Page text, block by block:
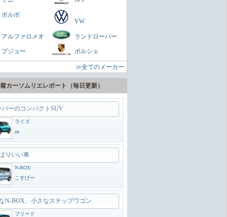
ボルボ
VW
アルファロメオ ランドローバー
プジョー ポルシェ
≫全てのメーカー
カーソムリエレポート（毎日更新）
陸の巡洋艦
zn
どいいSUV
ヴェゼル
zn
バーのコンパクトSUV
ライズ
zn
りいい車
N-BOX
こすげー
N-BOX、小さなステップワゴン
フリード